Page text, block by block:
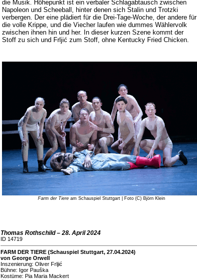
die Musik. Höhepunkt ist ein verbaler Schlagabtausch zwischen
Napoleon und Scheeball, hinter denen sich Stalin und Trotzki
verbergen. Der eine plädiert für die Drei-Tage-Woche, der andere für
die volle Krippe, und die Viecher laufen wie dummes Wählervolk
zwischen ihnen hin und her. In dieser kurzen Szene kommt der
Stoff zu sich und Frljić zum Stoff, ohne Kentucky Fried Chicken.
Farm der Tiere am Schauspiel Stuttgart | Foto (C) Björn Klein
Thomas Rothschild – 28. April 2024
ID 14719
FARM DER TIERE (Schauspiel Stuttgart, 27.04.2024)
von George Orwell
Inszenierung: Oliver Frljić
Bühne: Igor Pauška
Kostüme: Pia Maria Mackert